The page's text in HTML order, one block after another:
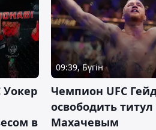
Уокер
в
09:39, Бүгін
Чемпион UFC
освободить
Махачевым